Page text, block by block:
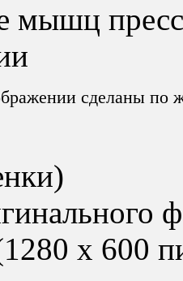
мышц
сделаны по
x 600